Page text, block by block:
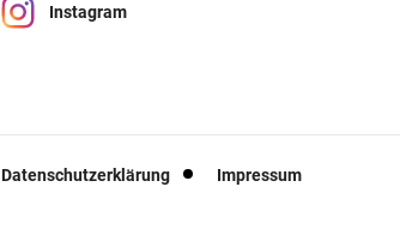
Instagram
Datenschutzerklärung Impressum